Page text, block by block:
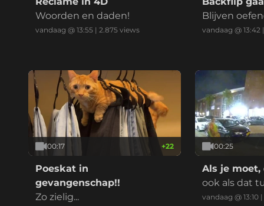
Woorden en daden!
vandaag @ 13:55 | 2.875 views
Blijven
vandaag @ 13:42 |
00:17 +22
Poeskat in
gevangenschap!!
Zo zielig...
00:25
Als je moet,
ook als dat
eurbel en
vandaag @ 13:10|